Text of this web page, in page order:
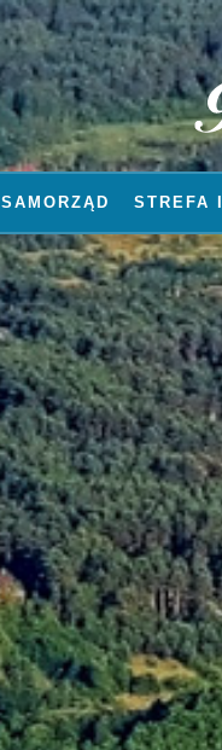
SAMORZĄD STREFA